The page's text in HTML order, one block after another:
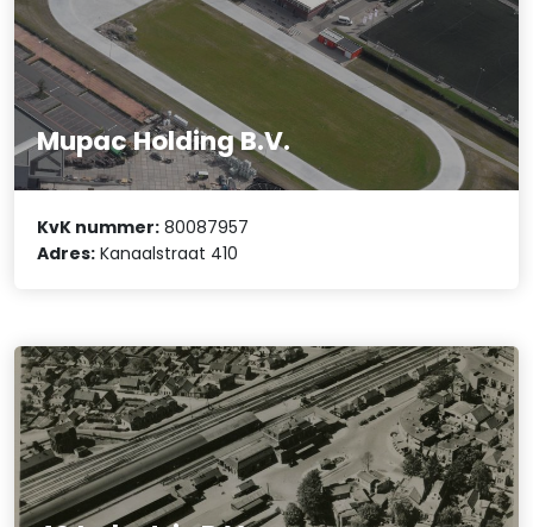
Mupac Holding B.V.
KvK nummer: 80087957
Adres: Kanaalstraat 410